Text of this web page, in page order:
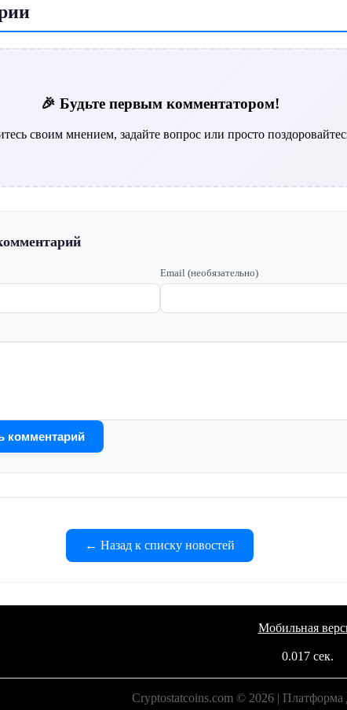
🎉 Будьте первым комментатором!
своим мнением, задайте вопрос или просто
Email (необязательно)
комментарий
← Назад к списку новостей
Мобильная
0.017 сек.
Cryptostatcoins.com © 2026 | Платформа